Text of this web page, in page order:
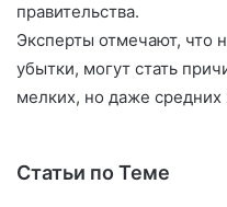
правительства.
Эксперты отмечают, что
убытки, могут стать
мелких, но даже средних
Статьи по Теме